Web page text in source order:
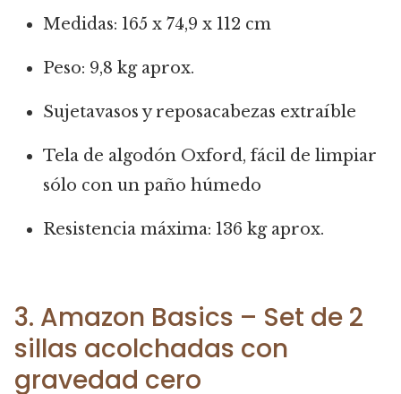
Medidas: 165 x 74,9 x 112 cm
Peso: 9,8 kg aprox.
Sujetavasos y reposacabezas extraíble
Tela de algodón Oxford, fácil de limpiar
sólo con un paño húmedo
Resistencia máxima: 136 kg aprox.
3. Amazon Basics – Set de 2
sillas acolchadas con
gravedad cero